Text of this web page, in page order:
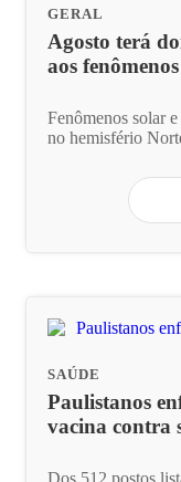
GERAL
Agosto terá
aos fenômenos
Fenômenos solar
no hemisfério
SAÚDE
Paulistanos
vacina contra